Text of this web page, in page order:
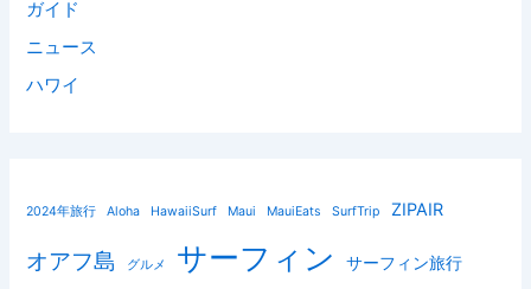
ガイド
ニュース
ハワイ
2024年旅行 Aloha HawaiiSurf Maui MauiEats SurfTrip ZIPAIR
オアフ島 グルメ サーフィン サーフィン旅行